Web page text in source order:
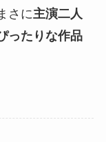
さに主演二人
ったりな作品